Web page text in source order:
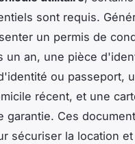
sont requis.
un permis de
un an, une pièce
ou passeport,
récent, et une
garantie. Ces
sécuriser la location